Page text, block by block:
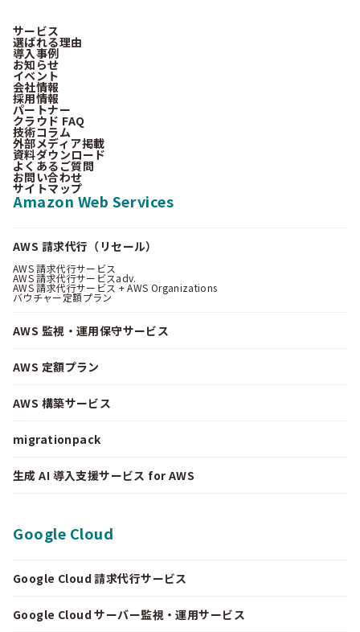
サービス
選ばれる理由
導入事例
お知らせ
イベント
会社情報
採用情報
パートナー
クラウド FAQ
技術コラム
外部メディア掲載
資料ダウンロード
よくあるご質問
お問い合わせ
サイトマップ
Amazon Web Services
AWS 請求代行（リセール）
AWS 請求代行サービス
AWS 請求代行サービスadv.
AWS 請求代行サービス + AWS Organizations
バウチャー定額プラン
AWS 監視・運用保守サービス
AWS 定額プラン
AWS 構築サービス
migrationpack
生成 AI 導入支援サービス for AWS
Google Cloud
Google Cloud 請求代行サービス
Google Cloud サーバー監視・運用サービス